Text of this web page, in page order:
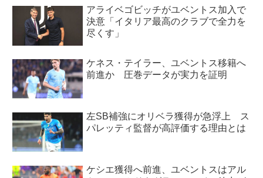
アライベゴビッチがユベントス加入で
決意「イタリア最高のクラブで全力を
尽くす」
ケネス・テイラー、ユベントス移籍へ
前進か 圧巻データが実力を証明
左SB補強にオリベラ獲得が急浮上 ス
パレッティ監督が高評価する理由とは
ケシエ獲得へ前進、ユベントスはアル